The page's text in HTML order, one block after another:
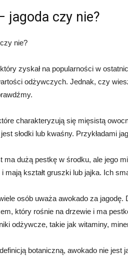
jagoda czy nie?
nie?
zyskał na popularności w
odżywczych. Jednak, czy
charakteryzują się mięsistą
słodki lub kwaśny. Przykładami
ma dużą pestkę w środku, ale jego
mają kształt gruszki lub jajka. Ich
osób uważa awokado za
który rośnie na drzewie i ma
odżywcze, takie jak witaminy,
botaniczną, awokado nie jest